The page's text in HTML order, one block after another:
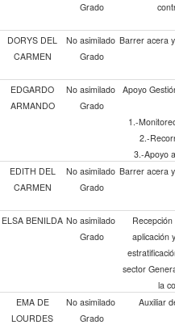
Grado
DORYS DEL
CARMEN
No asimilado
Grado
Barrer acera
EDGARDO
ARMANDO
No asimilado
Grado
Apoyo
1.-
2.-
3.-Apoyo
EDITH DEL
CARMEN
No asimilado
Grado
Barrer acera
ELSA BENILDA No asimilado
Grado
aplicación
sector
la
EMA DE
LOURDES
No asimilado
Grado
Auxiliar